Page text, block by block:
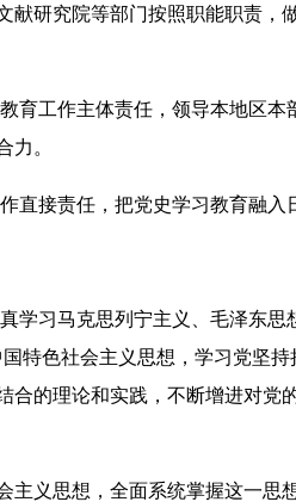
研究院等部门按照职能职责，
工作主体责任，领导本地区本
力。
接责任，把党史学习教育融入
习马克思列宁主义、毛泽东思
特色社会主义思想，学习党坚
合的理论和实践，不断增进对党
义思想，全面系统掌握这一思想